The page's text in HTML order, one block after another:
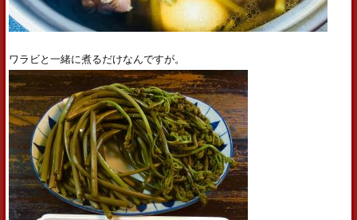
ワラビと一緒に煮るだけなんですが。